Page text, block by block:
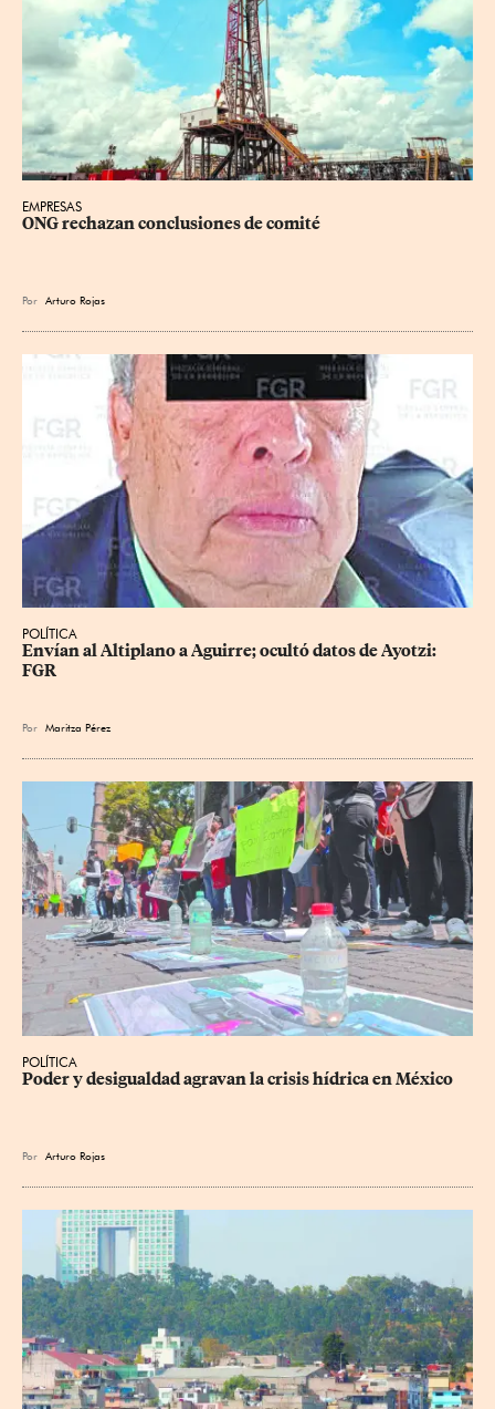
EMPRESAS
ONG rechazan conclusiones de comité
Por Arturo Rojas
POLÍTICA
Envían al Altiplano a Aguirre; ocultó datos de Ayotzi:
FGR
Por Maritza Pérez
POLÍTICA
Poder y desigualdad agravan la crisis hídrica en México
Por Arturo Rojas